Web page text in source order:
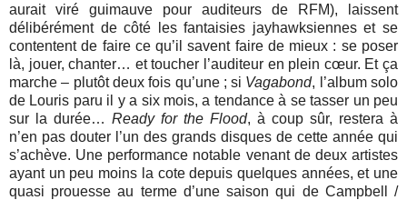
aurait viré guimauve pour auditeurs de RFM), laissent
délibérément de côté les fantaisies jayhawksiennes et se
contentent de faire ce qu’il savent faire de mieux : se poser
là, jouer, chanter… et toucher l’auditeur en plein cœur. Et ça
marche – plutôt deux fois qu’une ; si Vagabond, l’album solo
de Louris paru il y a six mois, a tendance à se tasser un peu
sur la durée… Ready for the Flood, à coup sûr, restera à
n’en pas douter l’un des grands disques de cette année qui
s’achève. Une performance notable venant de deux artistes
ayant un peu moins la cote depuis quelques années, et une
quasi prouesse au terme d’une saison qui de Campbell /